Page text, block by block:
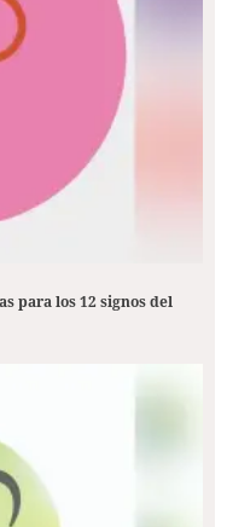
para los 12 signos del